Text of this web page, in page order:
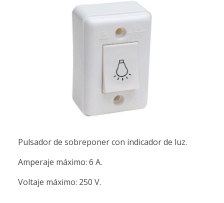
Pulsador de sobreponer con indicador de luz.
Amperaje máximo: 6 A.
Voltaje máximo: 250 V.